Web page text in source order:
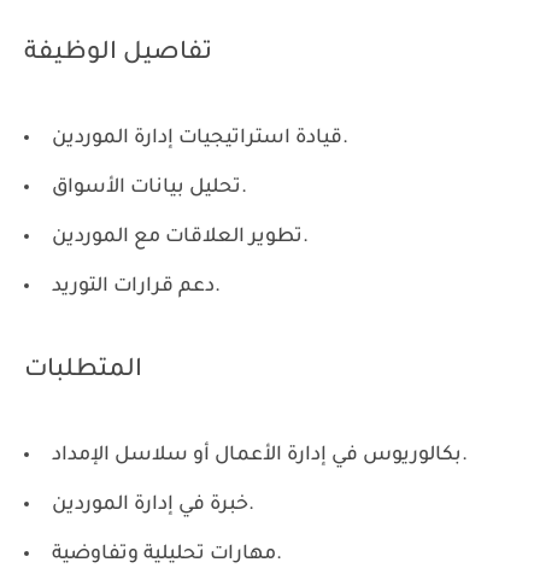
تفاصيل الوظيفة
قيادة استراتيجيات إدارة الموردين.
تحليل بيانات الأسواق.
تطوير العلاقات مع الموردين.
دعم قرارات التوريد.
المتطلبات
بكالوريوس في إدارة الأعمال أو سلاسل الإمداد.
خبرة في إدارة الموردين.
مهارات تحليلية وتفاوضية.